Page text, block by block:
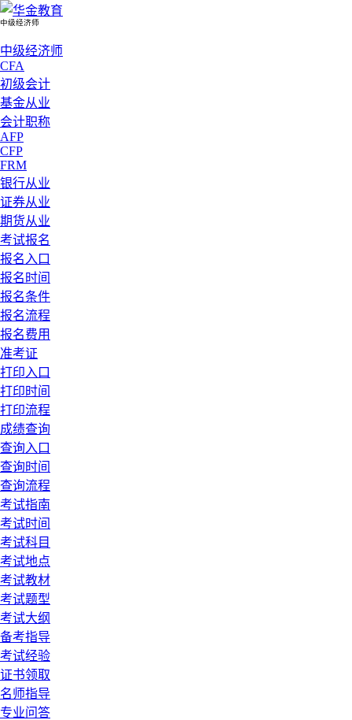
中级经济师
中级经济师
CFA
初级会计
基金从业
会计职称
AFP
CFP
FRM
银行从业
证券从业
期货从业
考试报名
报名入口
报名时间
报名条件
报名流程
报名费用
准考证
打印入口
打印时间
打印流程
成绩查询
查询入口
查询时间
查询流程
考试指南
考试时间
考试科目
考试地点
考试教材
考试题型
考试大纲
备考指导
考试经验
证书领取
名师指导
专业问答